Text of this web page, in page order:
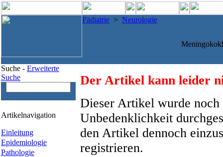
Pädiatrie > Neurologie
Suche - Erweiterte
Suche
Artikelnavigation
Einleitung
Epidemiologie
Pathologie
Der Artikel kann leider
Dieser Artikel wurde
Unbedenklichkeit
den Artikel dennoch
registrieren.